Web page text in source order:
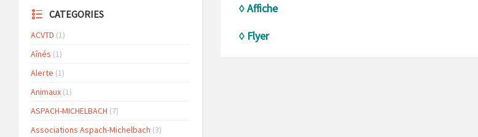
◊Affiche
◊ Flyer
CATEGORIES
ACVTD (1)
Aînés (1)
Alerte (1)
Animaux (1)
ASPACH-MICHELBACH (7)
Associations Aspach-Michelbach (3)